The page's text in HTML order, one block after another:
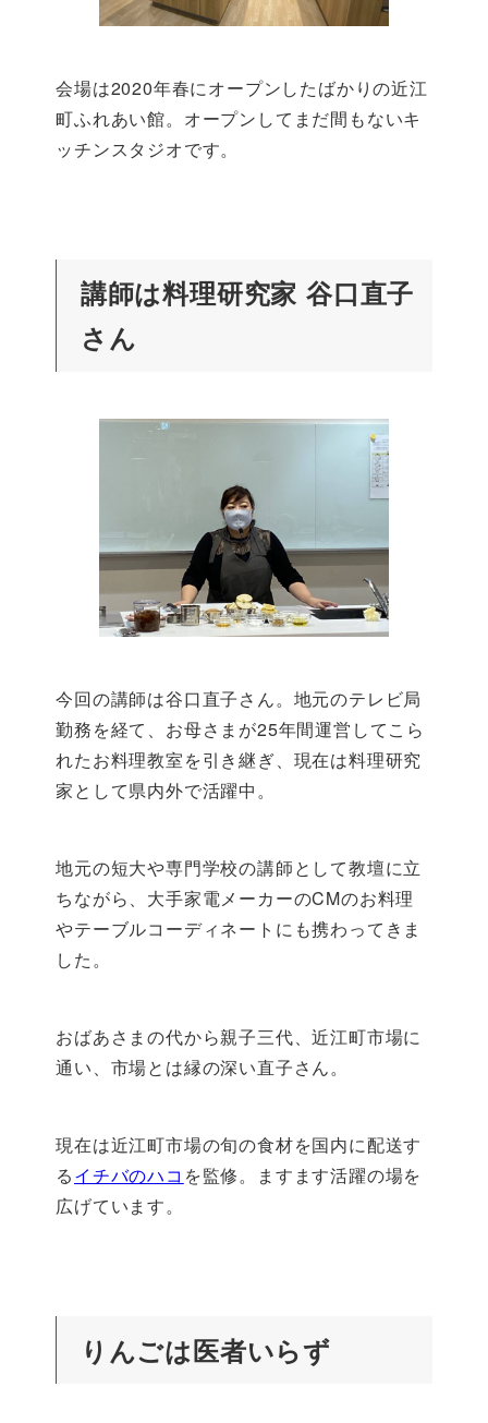
会場は2020年春にオープンしたばかりの近江
町ふれあい館。オープンしてまだ間もないキ
ッチンスタジオです。
講師は料理研究家 谷口直子
さん
今回の講師は谷口直子さん。地元のテレビ局
勤務を経て、お母さまが25年間運営してこら
れたお料理教室を引き継ぎ、現在は料理研究
家として県内外で活躍中。
地元の短大や専門学校の講師として教壇に立
ちながら、大手家電メーカーのCMのお料理
やテーブルコーディネートにも携わってきま
した。
おばあさまの代から親子三代、近江町市場に
通い、市場とは縁の深い直子さん。
現在は近江町市場の旬の食材を国内に配送す
るイチバのハコ を監修。ますます活躍の場を
広げています。
りんごは医者いらず